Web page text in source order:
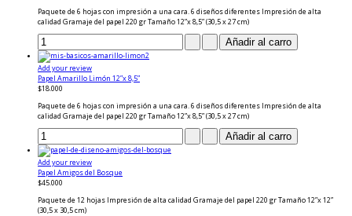
Paquete de 6 hojas con impresión a una cara. 6 diseños diferentes Impresión de alta
calidad Gramaje del papel 220 gr Tamaño 12”x 8,5” (30,5 x 27 cm)
Add your review
Papel Amarillo Limón 12”x 8,5”
$18.000
Paquete de 6 hojas con impresión a una cara. 6 diseños diferentes Impresión de alta
calidad Gramaje del papel 220 gr Tamaño 12”x 8,5” (30,5 x 27 cm)
Add your review
Papel Amigos del Bosque
$45.000
Paquete de 12 hojas Impresión de alta calidad Gramaje del papel 220 gr Tamaño 12”x 12”
(30,5 x 30,5 cm)